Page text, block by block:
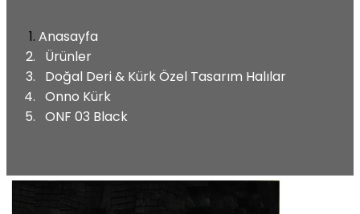
Anasayfa
Ürünler
Doğal Deri & Kürk Özel Tasarım Halılar
Onno Kürk
ONF 03 Black